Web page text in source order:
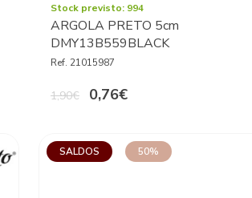
Stock previsto: 994
ARGOLA PRETO 5cm
DMY13B559BLACK
Ref. 21015987
1,90€ 0,76€
SALDOS 50%